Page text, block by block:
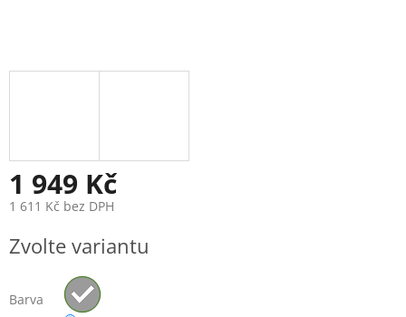
1 949 Kč
1 611 Kč bez DPH
cena:
Zvolte variantu
Barva